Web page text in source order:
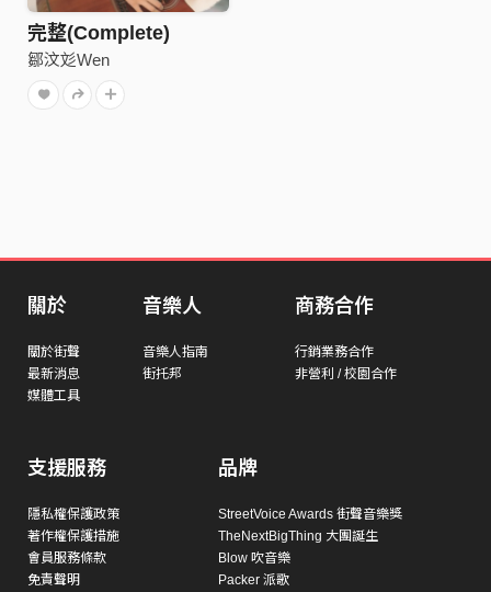
完整(Complete)
鄒汶彣Wen
關於
關於街聲
最新消息
媒體工具
音樂人
音樂人指南
街托邦
商務合作
行銷業務合作
非營利 / 校園合作
支援服務
隱私權保護政策
著作權保護措施
會員服務條款
免責聲明
品牌
StreetVoice Awards 街聲音樂獎
TheNextBigThing 大團誕生
Blow 吹音樂
Packer 派歌